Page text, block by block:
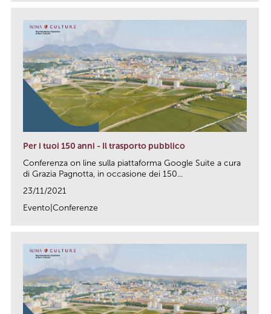
Per i tuoi 150 anni - Il trasporto pubblico
Conferenza on line sulla piattaforma Google Suite a cura
di Grazia Pagnotta, in occasione dei 150...
23/11/2021
Evento|Conferenze